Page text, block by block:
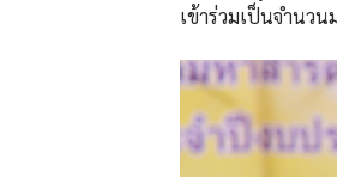
เข้าร่วมเป็นจำนวน